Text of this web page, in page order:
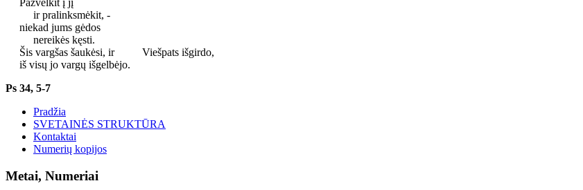
ir pralinksmėkit, -
niekad jums gėdos
nereikės kęsti.
Šis vargšas šaukėsi, ir Viešpats išgirdo,
iš visų jo vargų išgelbėjo.
Ps 34, 5-7
Pradžia
SVETAINĖS STRUKTŪRA
Kontaktai
Numerių kopijos
Metai, Numeriai